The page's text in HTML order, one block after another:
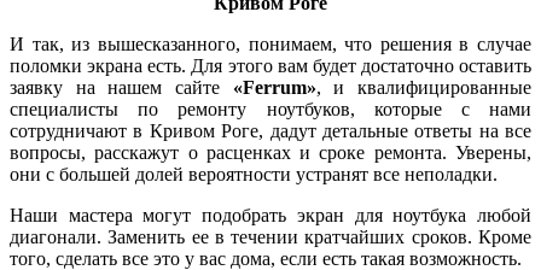
И так, из вышесказанного, понимаем, что решения в случае
поломки экрана есть. Для этого вам будет достаточно оставить
заявку на нашем сайте «Ferrum», и квалифицированные
специалисты по ремонту ноутбуков, которые с нами
сотрудничают в Кривом Роге, дадут детальные ответы на все
вопросы, расскажут о расценках и сроке ремонта. Уверены,
они с большей долей вероятности устранят все неполадки.
Наши мастера могут подобрать экран для ноутбука любой
диагонали. Заменить ее в течении кратчайших сроков. Кроме
того, сделать все это у вас дома, если есть такая возможность.